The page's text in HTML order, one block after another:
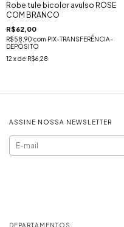
Robe tule bicolor avulso ROSE
COM BRANCO
R$62,00
R$58,90 com PIX-TRANSFERÊNCIA-
DEPÓSITO
12 x de R$6,28
ASSINE NOSSA NEWSLETTER
DEPARTAMENTOS